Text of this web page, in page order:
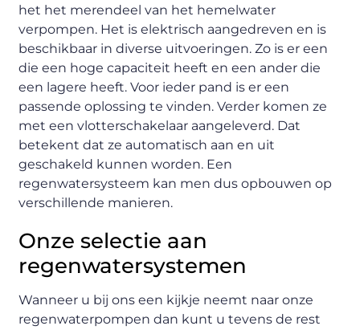
het het merendeel van het hemelwater
verpompen. Het is elektrisch aangedreven en is
beschikbaar in diverse uitvoeringen. Zo is er een
die een hoge capaciteit heeft en een ander die
een lagere heeft. Voor ieder pand is er een
passende oplossing te vinden. Verder komen ze
met een vlotterschakelaar aangeleverd. Dat
betekent dat ze automatisch aan en uit
geschakeld kunnen worden. Een
regenwatersysteem kan men dus opbouwen op
verschillende manieren.
Onze selectie aan
regenwatersystemen
Wanneer u bij ons een kijkje neemt naar onze
regenwaterpompen dan kunt u tevens de rest